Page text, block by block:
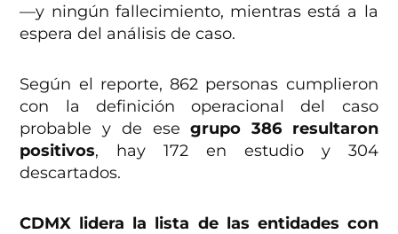
—y ningún fallecimiento, mientras está a la
espera del análisis de caso.
Según el reporte, 862 personas cumplieron
con la definición operacional del caso
probable y de esegrupo 386 resultaron
positivos, hay 172 en estudio y 304
descartados.
CDMX lidera la lista de las entidades con